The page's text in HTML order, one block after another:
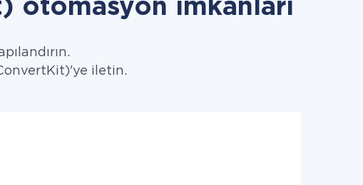
otomasyon imkanları
iletin.